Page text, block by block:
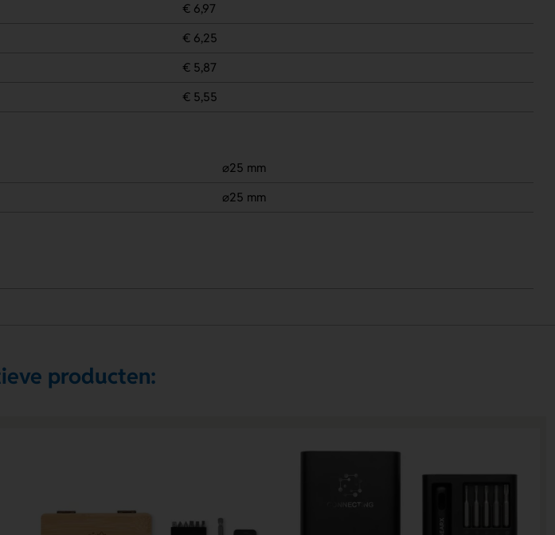
€ 6,97
€ 6,25
€ 5,87
€ 5,55
⌀25 mm
⌀25 mm
producten: